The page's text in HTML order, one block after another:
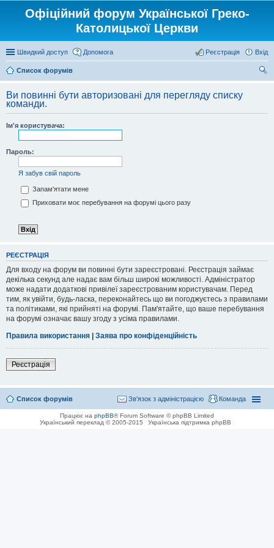
Офіційний форум Української Греко-
Католицької Церкви
Швидкий доступ Допомога Вхід
Реєстрація
Список форумів
Ви повинні бути авторизовані для перегляду списку
команди.
Ім'я користувача:
Пароль:
Я забув свій пароль
Запам'ятати мене
Приховати моє перебування на форумі цього разу
РЕЄСТРАЦІЯ
Для входу на форум ви повинні бути зареєстровані. Реєстрація займає
декілька секунд але надає вам більш широкі можливості. Адміністратор
може надати додаткові привілеї зареєстрованим користувачам. Перед
тим, як увійти, будь-ласка, переконайтесь що ви погоджуєтесь з правилами
та політиками, які прийняті на форумі. Пам'ятайте, що ваше перебування
на форумі означає вашу згоду з усіма правилами.
Правила використання | Заява про конфіденційність
Реєстрація
Список форумів Команда
Зв'язок з адміністрацією
Працює на phpBB® Forum Software © phpBB Limited
Український переклад © 2005-2015
Українська підтримка phpBB